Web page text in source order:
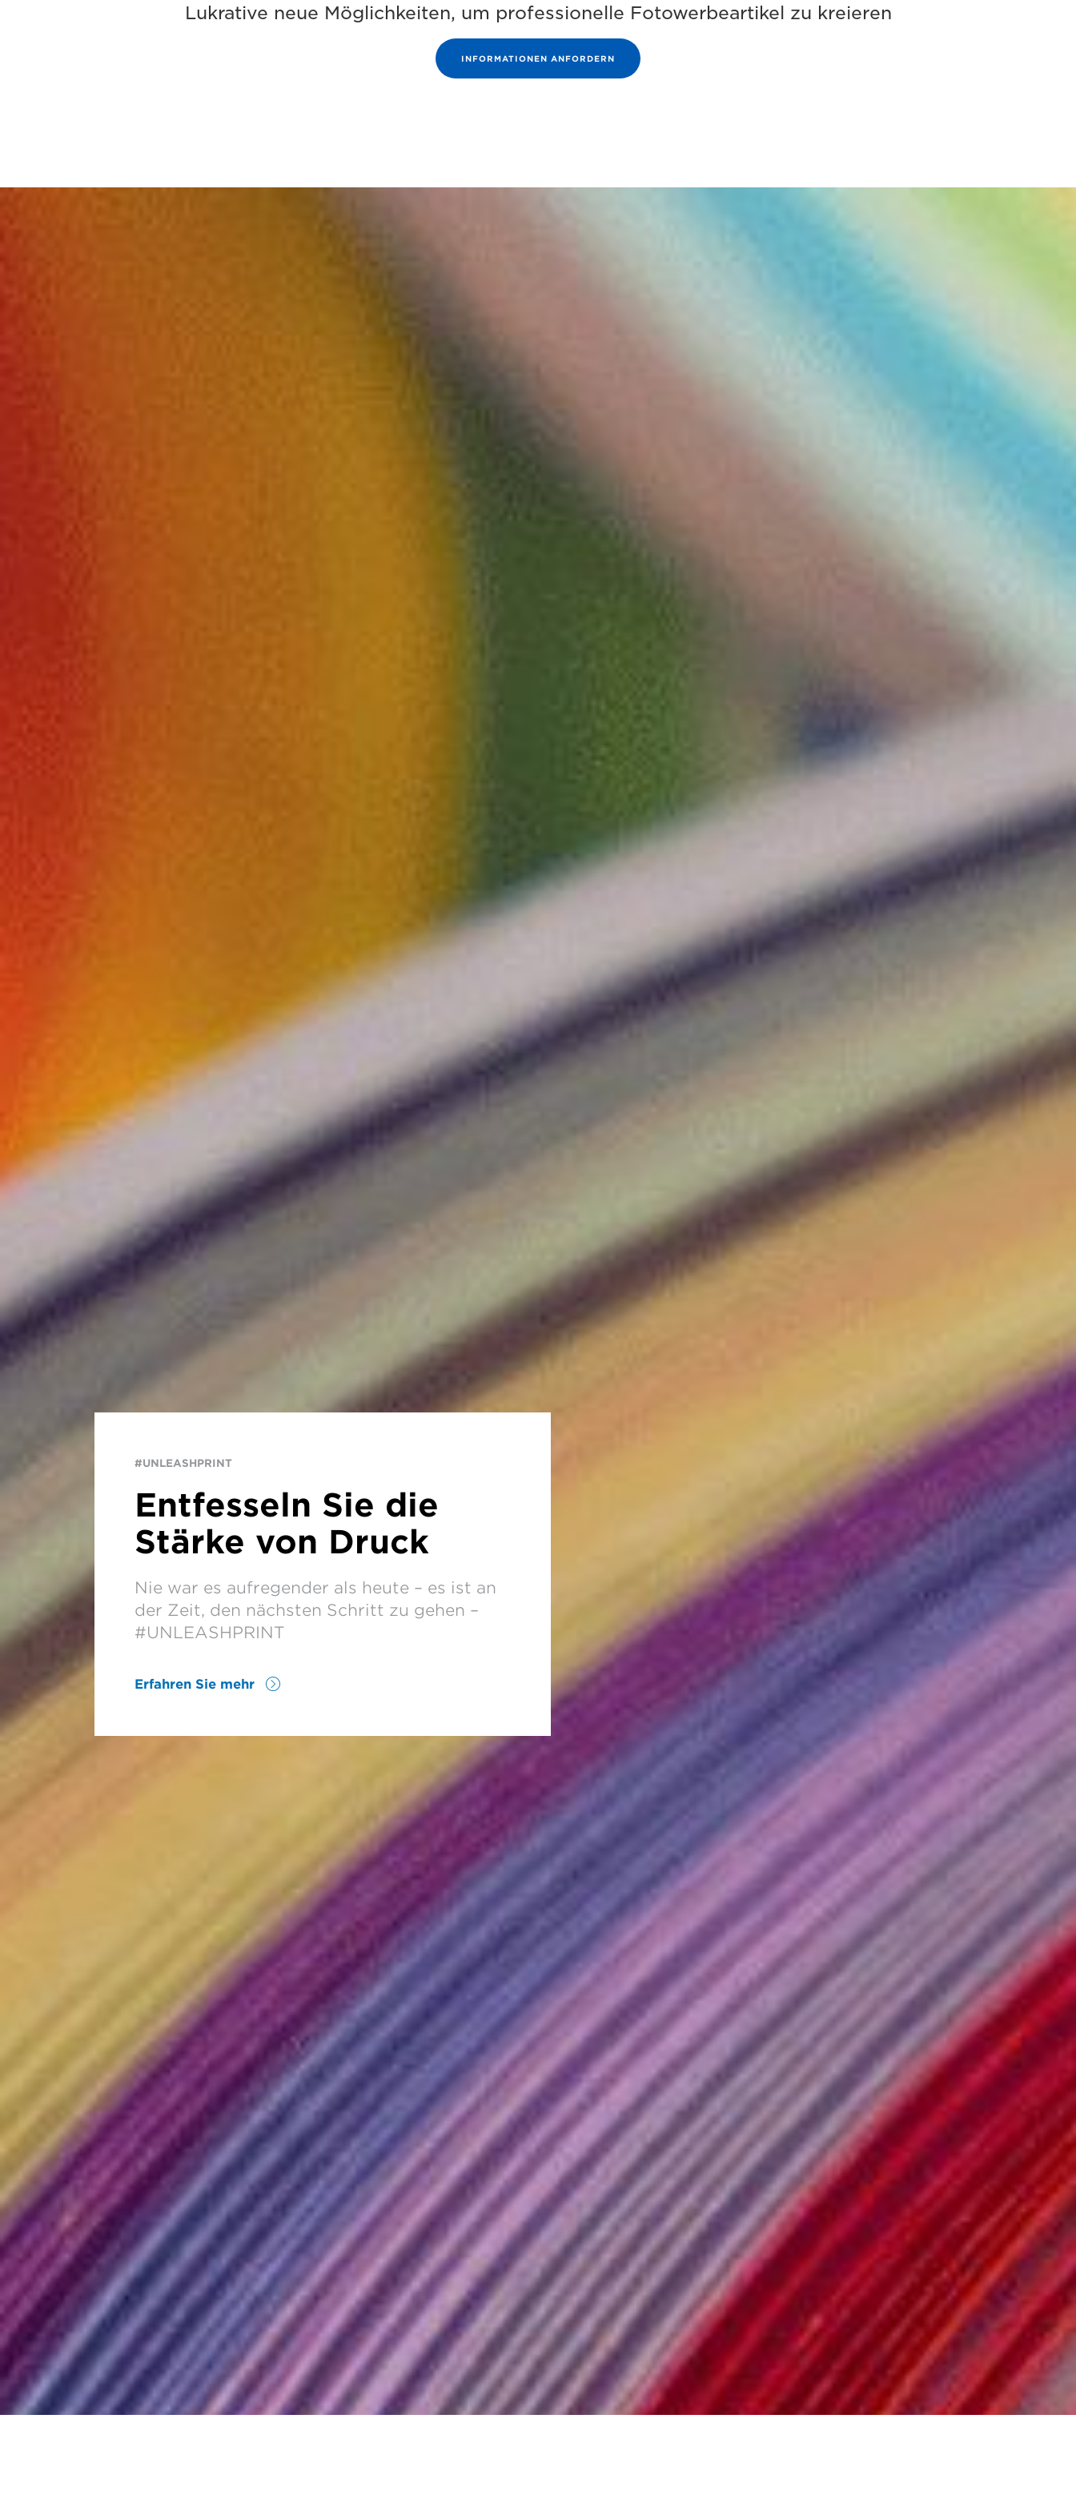
Lukrative neue Möglichkeiten, um professionelle Fotowerbeartikel zu kreieren
INFORMATIONEN ANFORDERN
#UNLEASHPRINT
Entfesseln Sie die
Stärke von Druck
Nie war es aufregender als heute – es ist an
der Zeit, den nächsten Schritt zu gehen –
#UNLEASHPRINT
Erfahren Sie mehr